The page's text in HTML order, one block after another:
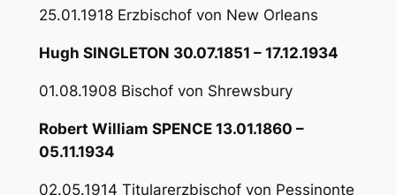
25.01.1918 Erzbischof von New Orleans
Hugh SINGLETON 30.07.1851 – 17.12.1934
01.08.1908 Bischof von Shrewsbury
Robert William SPENCE 13.01.1860 –
05.11.1934
02.05.1914 Titularerzbischof von Pessinonte